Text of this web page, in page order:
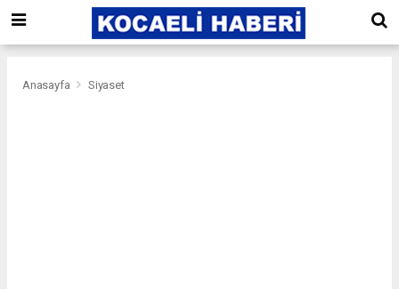
Anasayfa Siyaset